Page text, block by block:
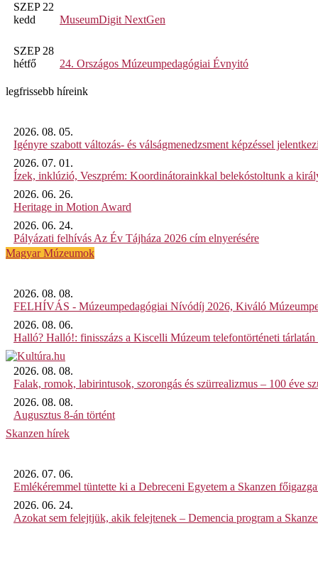
SZEP 22
kedd
MuseumDigit NextGen
SZEP 28
hétfő
24. Országos Múzeumpedagógiai Évnyitó
legfrissebb híreink
2026. 08. 05.
Igényre szabott változás- és válságmenedzsment képzéssel
2026. 07. 01.
Ízek, inklúzió, Veszprém: Koordinátorainkkal belekóstoltunk a
2026. 06. 26.
Heritage in Motion Award
2026. 06. 24.
Pályázati felhívás Az Év Tájháza 2026 cím elnyerésére
Magyar Múzeumok
2026. 08. 08.
FELHÍVÁS - Múzeumpedagógiai Nívódíj 2026, Kiváló
2026. 08. 06.
Halló? Halló!: finisszázs a Kiscelli Múzeum telefontörténeti tárlatán
2026. 08. 08.
Falak, romok, labirintusok, szorongás és szürrealizmus – 100 éve
2026. 08. 08.
Augusztus 8-án történt
Skanzen hírek
2026. 07. 06.
Emlékéremmel tüntette ki a Debreceni Egyetem a Skanzen
2026. 06. 24.
Azokat sem felejtjük, akik felejtenek – Demencia program a